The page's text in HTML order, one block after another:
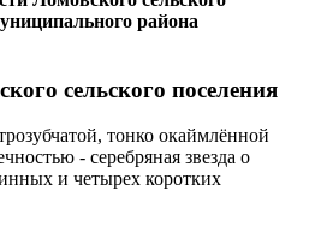
района
сельского поселения
тонко окаймлённой
- серебряная звезда о
и четырех коротких